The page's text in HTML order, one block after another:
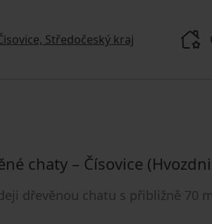
Středočeský kraj
chaty – Čísovice
dřevěnou chatu s přibližně 70